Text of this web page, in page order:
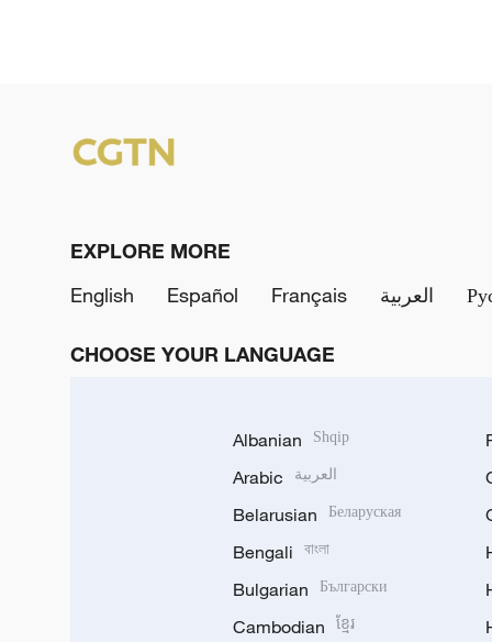
EXPLORE MORE
English
Español Français العربية
CHOOSE YOUR LANGUAGE
Albanian Shqip
Arabic العربية
Belarusian Беларуская
Bengali বাংলা
Bulgarian Български
Cambodian ខ្មែរ